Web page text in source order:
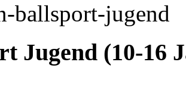
ballsport-jugend
Jugend (10-16